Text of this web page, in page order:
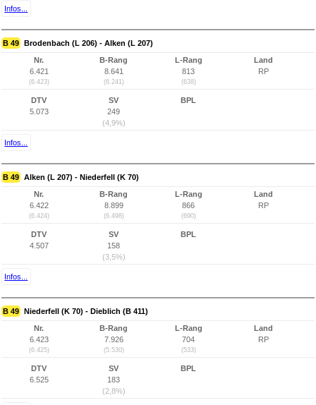
Infos...
B 49 Brodenbach (L 206) - Alken (L 207)
Nr.
6.421
(6.423)
B-Rang
8.641
(6.241)
L-Rang
813
(638)
Land
RP
DTV
5.073
SV
249
(4,9%)
BPL
Infos...
B 49 Alken (L 207) - Niederfell (K 70)
Nr.
6.422
(6.424)
B-Rang
8.899
(6.498)
L-Rang
866
(690)
Land
RP
DTV
4.507
SV
158
(3,5%)
BPL
Infos...
B 49 Niederfell (K 70) - Dieblich (B 411)
Nr.
6.423
(6.425)
B-Rang
7.926
(5.530)
L-Rang
704
(533)
Land
RP
DTV
6.525
SV
183
(2,8%)
BPL